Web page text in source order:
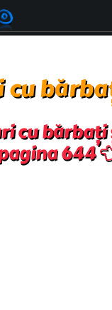
cu
cu bărbați
644